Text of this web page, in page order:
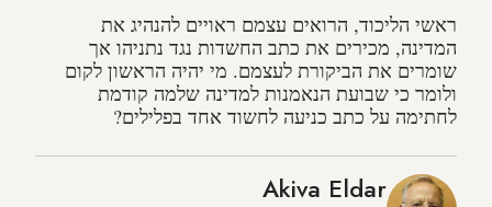
ראשי הליכוד, הרואים עצמם ראויים להנהיג את
המדינה, מכירים את כתב החשדות נגד נתניהו אך
שומרים את הביקורת לעצמם. מי יהיה הראשון לקום
ולומר כי שבועת הנאמנות למדינה שלמה קודמת
לחתימה על כתב כניעה לחשוד אחד בפלילים?
Akiva Eldar